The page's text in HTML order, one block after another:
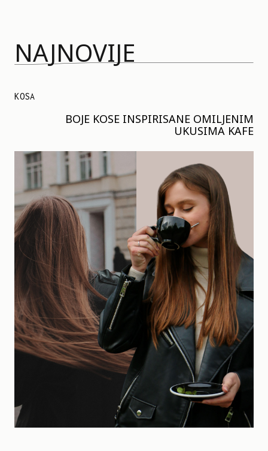
NAJNOVIJE
KOSA
BOJE KOSE INSPIRISANE OMILJENIM
UKUSIMA KAFE